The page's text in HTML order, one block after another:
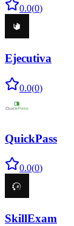
0.0(0)
Ejecutiva
0.0(0)
QuickPass
0.0(0)
SkillExam